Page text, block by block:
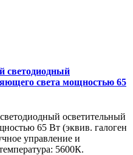
светодиодный
света мощностью 65
осветительный
65 Вт (эквив. галоген
управление и
5600К.